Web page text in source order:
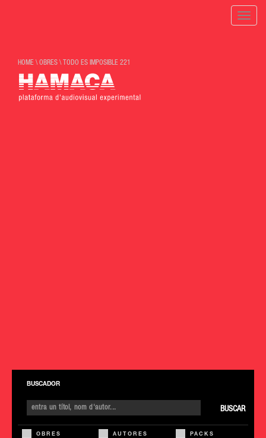
Toggle
HOME \OBRES \ TODO ES IMPOSIBLE 221
BUSCADOR
BUSCAR
OBRES AUTORES PACKS